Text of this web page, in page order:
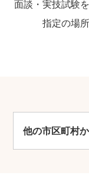
面談・実技試験
指定の場
他の市区町村